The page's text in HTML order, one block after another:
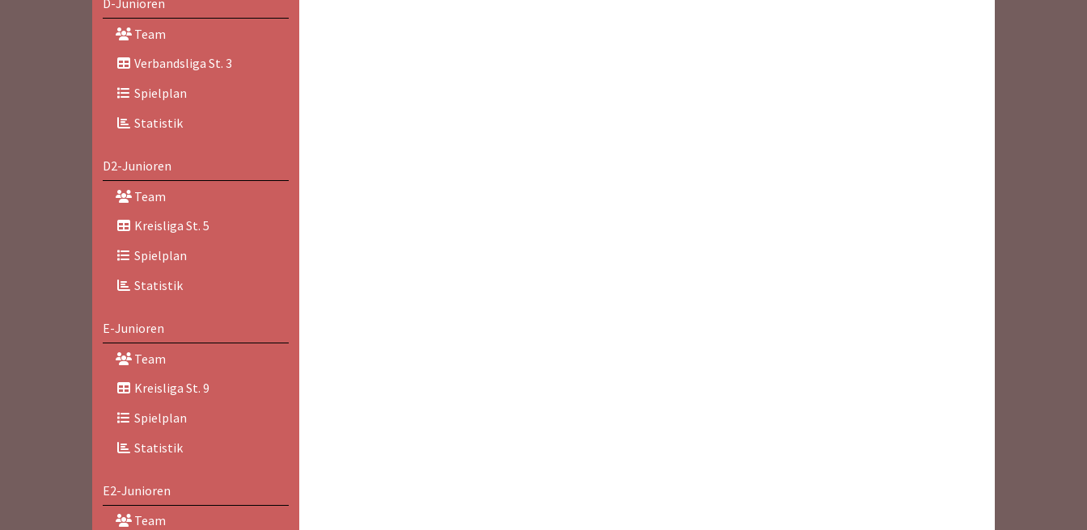
Team
Verbandsliga St. 3
Spielplan
Statistik
D2-Junioren
Team
Kreisliga St. 5
Spielplan
Statistik
E-Junioren
Team
Kreisliga St. 9
Spielplan
Statistik
E2-Junioren
Team